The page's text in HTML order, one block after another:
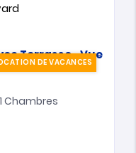
DE VACANCES
1 Chambres